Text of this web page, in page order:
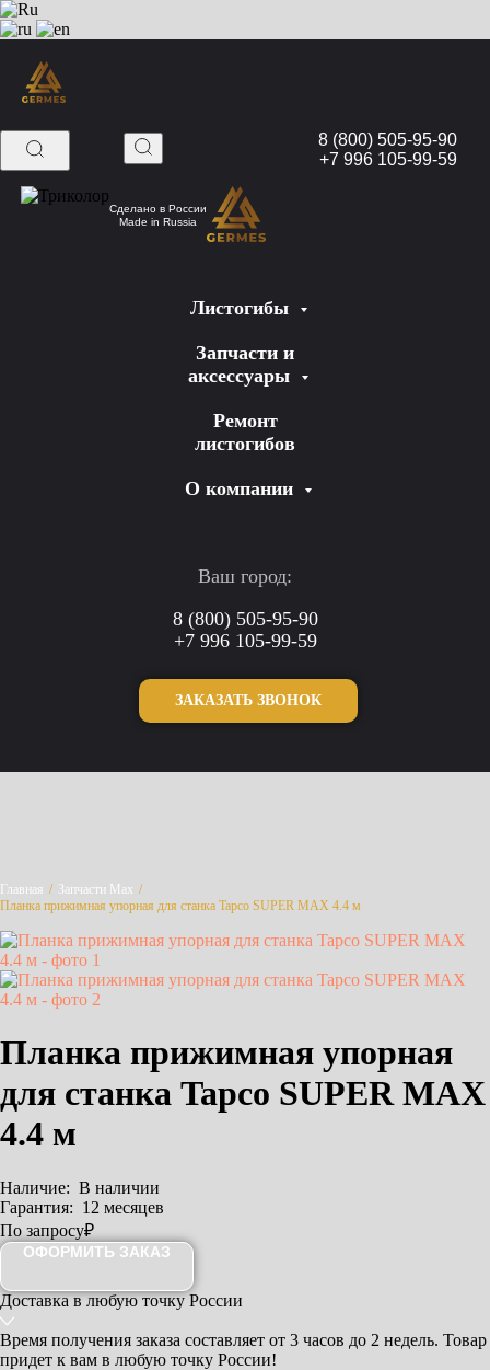
8 (800) 505-95-90
+7 996 105-99-59
Сделано в России
Made in Russia
Листогибы
Запчасти и
аксессуары
Ремонт
листогибов
О компании
Ваш город:
8 (800) 505-95-90
+7 996 105-99-59
ЗАКАЗАТЬ ЗВОНОК
Главная / Запчасти Max /
Планка прижимная упорная для станка Tapco SUPER MAX 4.4 м
Планка прижимная упорная
для станка Tapco SUPER MAX
4.4 м
Наличие: В наличии
Гарантия: 12 месяцев
По запросу₽
ОФОРМИТЬ ЗАКАЗ
Доставкав любую точку России
Время получения заказа составляет от 3 часов до 2 недель. Товар
придет к вам в любую точку России!